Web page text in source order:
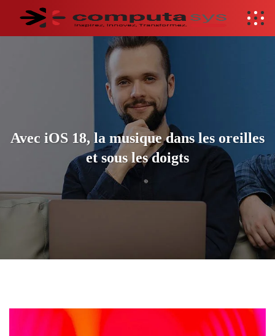
Avec iOS 18, la musique dans les oreilles
et sous les doigts